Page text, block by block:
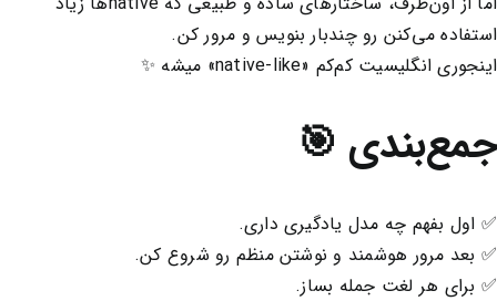
استفاده می‌کنن رو چندبار بنویس و مرور کن.
اینجوری انگلیسیت کم‌کم «native-like» میشه ✨
جمع‌بندی 🎯
✅ اول بفهم چه مدل یادگیری داری.
✅ بعد مرور هوشمند و نوشتن منظم رو شروع کن.
✅ برای هر لغت جمله بساز.